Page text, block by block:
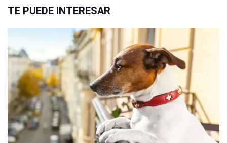
TE PUEDE INTERESAR